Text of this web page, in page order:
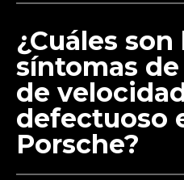
¿Cuáles son
síntomas
de
defectuoso
Porsche?